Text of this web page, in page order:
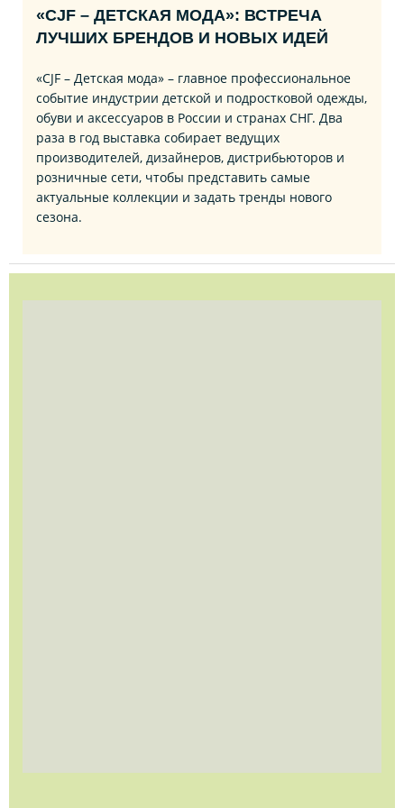
«CJF – ДЕТСКАЯ МОДА»: ВСТРЕЧА
ЛУЧШИХ БРЕНДОВ И НОВЫХ ИДЕЙ
«CJF – Детская мода» – главное профессиональное
событие индустрии детской и подростковой одежды,
обуви и аксессуаров в России и странах СНГ. Два
раза в год выставка собирает ведущих
производителей, дизайнеров, дистрибьюторов и
розничные сети, чтобы представить самые
актуальные коллекции и задать тренды нового
сезона.